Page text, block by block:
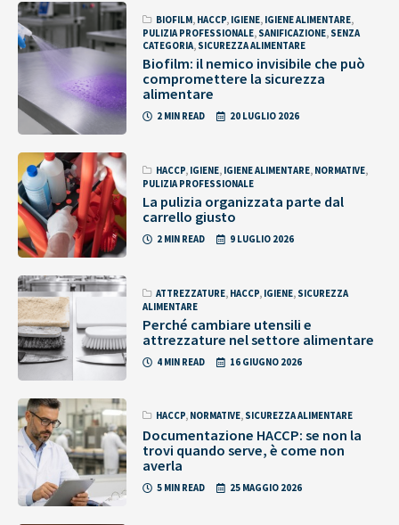
BIOFILM, HACCP, IGIENE, IGIENE ALIMENTARE,
PULIZIA PROFESSIONALE, SANIFICAZIONE, SENZA
CATEGORIA, SICUREZZA ALIMENTARE
Biofilm: il nemico invisibile che può
compromettere la sicurezza
alimentare
2 MIN READ 20 LUGLIO 2026
HACCP, IGIENE, IGIENE ALIMENTARE, NORMATIVE,
PULIZIA PROFESSIONALE
La pulizia organizzata parte dal
carrello giusto
2 MIN READ 9 LUGLIO 2026
ATTREZZATURE, HACCP, IGIENE, SICUREZZA
ALIMENTARE
Perché cambiare utensili e
attrezzature nel settore alimentare
4 MIN READ 16 GIUGNO 2026
HACCP, NORMATIVE, SICUREZZA ALIMENTARE
Documentazione HACCP: se non la
trovi quando serve, è come non
averla
5 MIN READ 25 MAGGIO 2026